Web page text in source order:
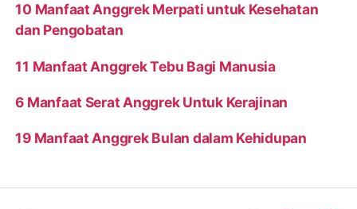
10 Manfaat Anggrek Merpati untuk Kesehatan
dan Pengobatan
11 Manfaat Anggrek Tebu Bagi Manusia
6 Manfaat Serat Anggrek Untuk Kerajinan
19 Manfaat Anggrek Bulan dalam Kehidupan